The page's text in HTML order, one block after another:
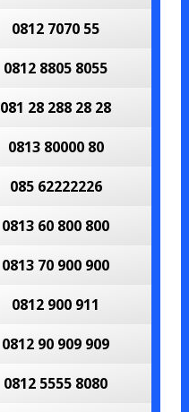
0812 7070 55
0812 8805 8055
081 28 288 28 28
0813 80000 80
085 62222226
0813 60 800 800
0813 70 900 900
0812 900 911
0812 90 909 909
0812 5555 8080